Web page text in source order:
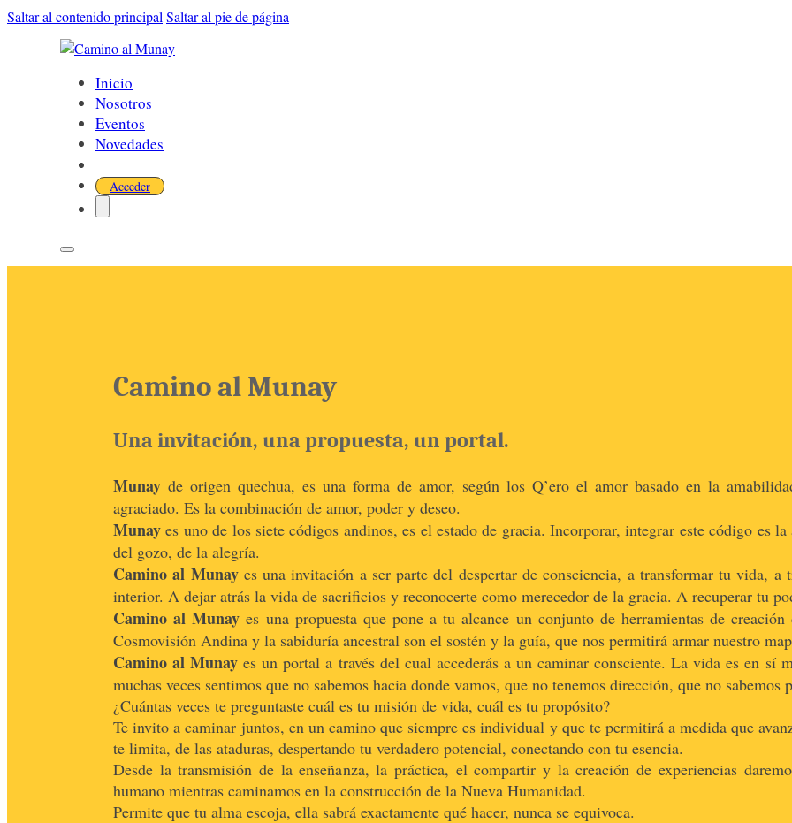
Saltar al contenido principal Saltar al pie de página
Inicio
Nosotros
Eventos
Novedades
Acceder
Camino al Munay
Una invitación, una propuesta, un portal.
Munay de origen quechua, es una forma de amor, según los Q’ero el amor basado en la
agraciado. Es la combinación de amor, poder y deseo.
Munay es uno de los siete códigos andinos, es el estado de gracia. Incorporar, integrar este código es
del gozo, de la alegría.
Camino al Munayes una invitación a ser parte del despertar de consciencia, a transformar tu vida, a
interior. A dejar atrás la vida de sacrificios y reconocerte como merecedor de la gracia. A recuperar tu
Camino al Munay es una propuesta que pone a tu alcance un conjunto de herramientas de
Cosmovisión Andina y la sabiduría ancestral son el sostén y la guía, que nos permitirá armar nuestro
Camino al Munay es un portal a través del cual accederás a un caminar consciente. La vida es en sí
muchas veces sentimos que no sabemos hacia donde vamos, que no tenemos dirección, que no sabemos
¿Cuántas veces te preguntaste cuál es tu misión de vida, cuál es tu propósito?
Te invito a caminar juntos, en un camino que siempre es individual y que te permitirá a medida que
te limita, de las ataduras, despertando tu verdadero potencial, conectando con tu esencia.
Desde la transmisión de la enseñanza, la práctica, el compartir y la creación de experiencias
humano mientras caminamos en la construcción de la Nueva Humanidad.
Permite que tu alma escoja, ella sabrá exactamente qué hacer, nunca se equivoca.